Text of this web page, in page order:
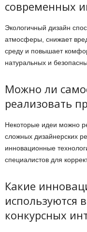
современных
Экологичный дизайн
атмосферы, снижает
среду и повышает
натуральных и
Можно ли
реализовать
Некоторые идеи можно
сложных дизайнерских
инновационные
специалистов для
Какие
используются
конкурсных